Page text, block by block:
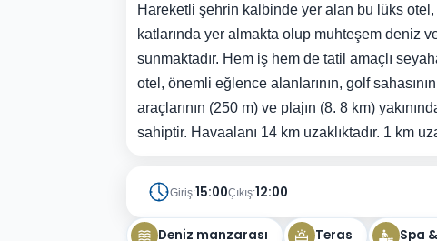
Hareketli şehrin kalbinde yer alan bu lüks
katlarında yer almakta olup muhteşem deniz
sunmaktadır. Hem iş hem de tatil amaçlı
otel, önemli eğlence alanlarının, golf
araçlarının (250 m) ve plajın (8. 8 km)
sahiptir. Havaalanı 14 km uzaklıktadır. 1 km
Giriş:15:00Çıkış:12:00
Deniz manzarası Teras Spa